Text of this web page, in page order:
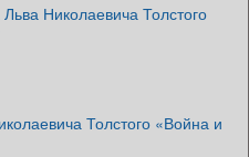
Николаевича Толстого
Толстого «Война и